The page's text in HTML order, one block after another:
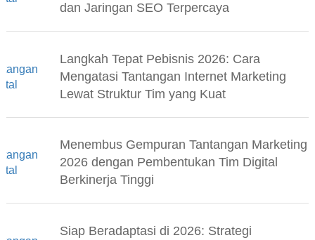
dan Jaringan SEO Terpercaya
Langkah Tepat Pebisnis 2026: Cara
Mengatasi Tantangan Internet Marketing
Lewat Struktur Tim yang Kuat
Menembus Gempuran Tantangan Marketing
2026 dengan Pembentukan Tim Digital
Berkinerja Tinggi
Siap Beradaptasi di 2026: Strategi